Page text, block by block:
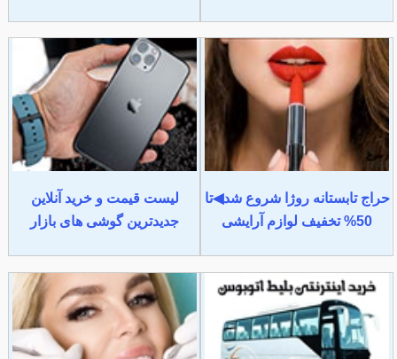
حراج تابستانه روژا شروع شد◀تا
50% تخفیف لوازم آرایشی
لیست قیمت و خرید آنلاین
جدیدترین گوشی های بازار